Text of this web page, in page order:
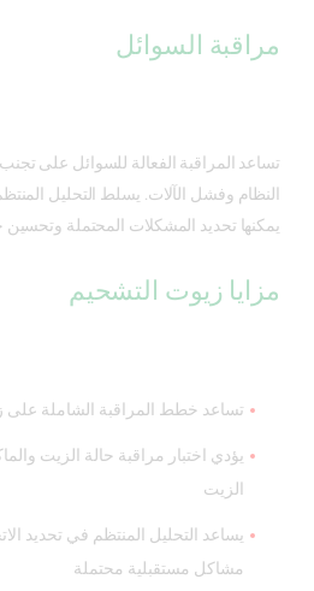
مراقبة السوائل
تساعد المراقبة الفعالة للسوائل على
النظام وفشل الآلات. يسلط التحليل
يمكنها تحديد المشكلات المحتملة
مزايا زيوت التشحيم
تساعد خطط المراقبة الشاملة على
يؤدي اختبار مراقبة حالة الزيت
الزيت
يساعد التحليل المنتظم في تحديد
مشاكل مستقبلية محتملة